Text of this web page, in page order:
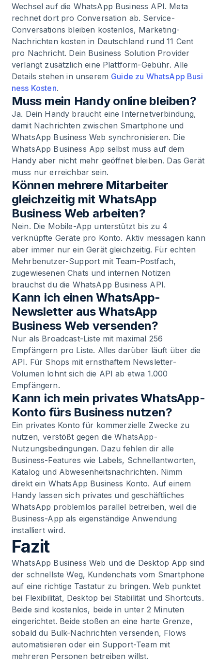
Wechsel auf die WhatsApp Business API. Meta
rechnet dort pro Conversation ab. Service-
Conversations bleiben kostenlos, Marketing-
Nachrichten kosten in Deutschland rund 11 Cent
pro Nachricht. Dein Business Solution Provider
verlangt zusätzlich eine Plattform-Gebühr. Alle
Details stehen in unserem Guide zu WhatsApp Busi
ness Kosten.
Muss mein Handy online bleiben?
Ja. Dein Handy braucht eine Internetverbindung,
damit Nachrichten zwischen Smartphone und
WhatsApp Business Web synchronisieren. Die
WhatsApp Business App selbst muss auf dem
Handy aber nicht mehr geöffnet bleiben. Das Gerät
muss nur erreichbar sein.
Können mehrere Mitarbeiter
gleichzeitig mit WhatsApp
Business Web arbeiten?
Nein. Die Mobile-App unterstützt bis zu 4
verknüpfte Geräte pro Konto. Aktiv messagen kann
aber immer nur ein Gerät gleichzeitig. Für echten
Mehrbenutzer-Support mit Team-Postfach,
zugewiesenen Chats und internen Notizen
brauchst du die WhatsApp Business API.
Kann ich einen WhatsApp-
Newsletter aus WhatsApp
Business Web versenden?
Nur als Broadcast-Liste mit maximal 256
Empfängern pro Liste. Alles darüber läuft über die
API. Für Shops mit ernsthaftem Newsletter-
Volumen lohnt sich die API ab etwa 1.000
Empfängern.
Kann ich mein privates WhatsApp-
Konto fürs Business nutzen?
Ein privates Konto für kommerzielle Zwecke zu
nutzen, verstößt gegen die WhatsApp-
Nutzungsbedingungen. Dazu fehlen dir alle
Business-Features wie Labels, Schnellantworten,
Katalog und Abwesenheitsnachrichten. Nimm
direkt ein WhatsApp Business Konto. Auf einem
Handy lassen sich privates und geschäftliches
WhatsApp problemlos parallel betreiben, weil die
Business-App als eigenständige Anwendung
installiert wird.
Fazit
WhatsApp Business Web und die Desktop App sind
der schnellste Weg, Kundenchats vom Smartphone
auf eine richtige Tastatur zu bringen. Web punktet
bei Flexibilität, Desktop bei Stabilität und Shortcuts.
Beide sind kostenlos, beide in unter 2 Minuten
eingerichtet. Beide stoßen an eine harte Grenze,
sobald du Bulk-Nachrichten versenden, Flows
automatisieren oder ein Support-Team mit
mehreren Personen betreiben willst.